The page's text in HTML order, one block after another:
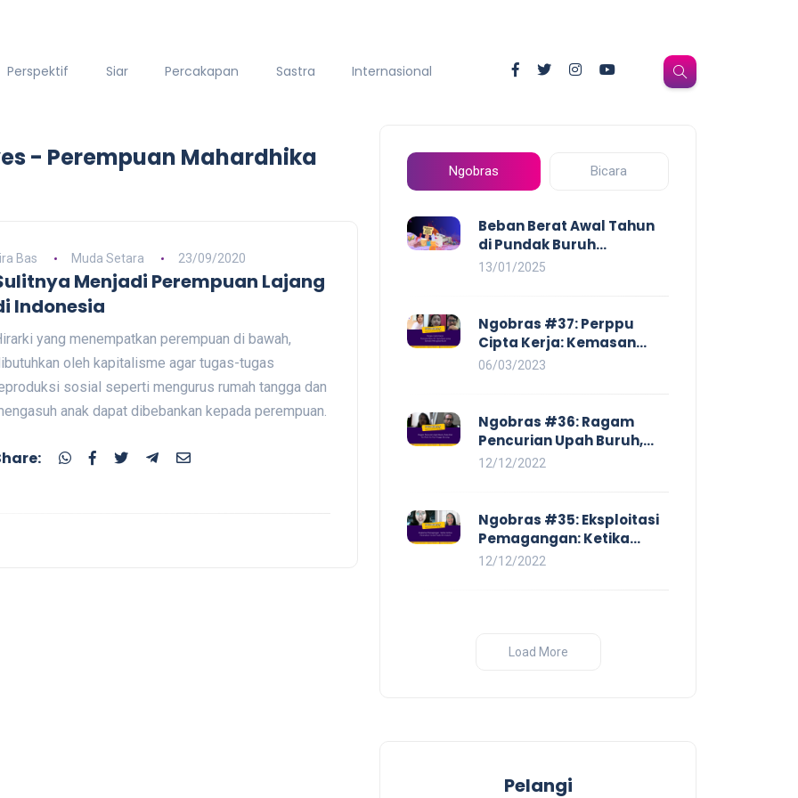
Perspektif Siar Percakapan Sastra Internasional
- Perempuan Mahardhika
Bas Muda Setara 23/09/2020
Menjadi Perempuan Lajang
Indonesia
yang menempatkan perempuan di bawah,
oleh kapitalisme agar tugas-tugas
sosial seperti mengurus rumah tangga dan
anak dapat dibebankan kepada perempuan.
Ngobras Bicara
Beban Berat Awal Tahun
di Pundak Buruh
Perempuan: Kenaikan
Membayangi dan
Eksploitasi di Dunia Kerja
13/01/2025
Ngobras #37: Perppu
Cipta Kerja: Kemasan
Baru UU Cipta Kerja yang
06/03/2023
Ngobras #36: Ragam
Pencurian Upah Buruh,
Mulai Dari No Work No Pay
12/12/2022
Ngobras #35: Eksploitasi
Pemagangan: Ketika
Instituasi Pendidikan
12/12/2022
Load More
Pelangi